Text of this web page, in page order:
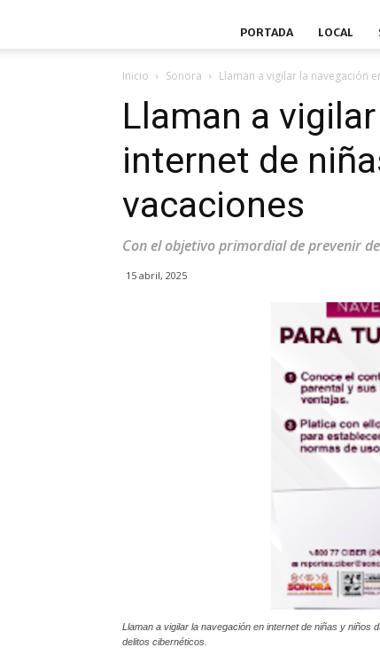
PORTADA LOCAL
Inicio Sonora Llaman a vigilar la navegación
Llaman a
internet de
vacaciones
Con el objetivo primordial de prevenir
15 abril, 2025
Llaman a vigilar la navegación en internet de niñas y
delitos cibernéticos.